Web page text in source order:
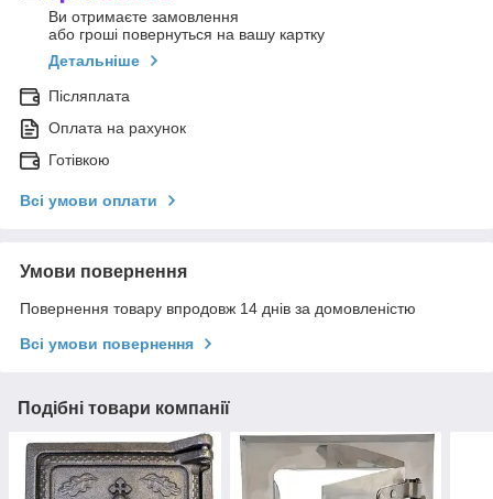
Ви отримаєте замовлення
або гроші повернуться на вашу картку
Детальніше
Післяплата
Оплата на рахунок
Готівкою
Всі умови оплати
Умови повернення
Повернення товару впродовж 14 днів за домовленістю
Всі умови повернення
Подібні товари компанії